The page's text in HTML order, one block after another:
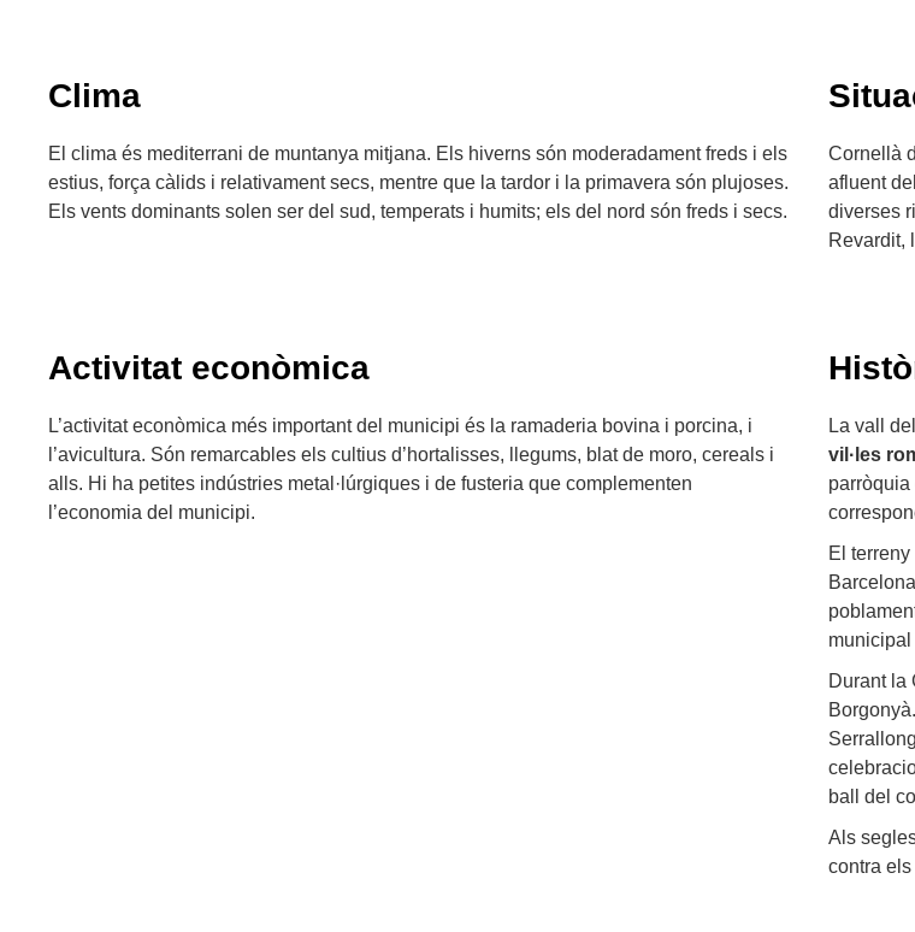
Clima
El clima és mediterrani de muntanya mitjana. Els hiverns són moderadament freds i els
estius, força càlids i relativament secs, mentre que la tardor i la primavera són plujoses.
Els vents dominants solen ser del sud, temperats i humits; els del nord són freds i secs.
Cornellà
afluent
diverses
Revardit,
Activitat econòmica
L’activitat econòmica més important del municipi és la ramaderia bovina i porcina, i
l’avicultura. Són remarcables els cultius d’hortalisses, llegums, blat de moro, cereals i
alls. Hi ha petites indústries metal·lúrgiques i de fusteria que complementen
l’economia del municipi.
La vall
vil·les
parròquia
El
municipal
Durant la
ball del
Als
contra